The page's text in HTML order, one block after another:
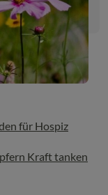
für Hospiz
Kraft tanken